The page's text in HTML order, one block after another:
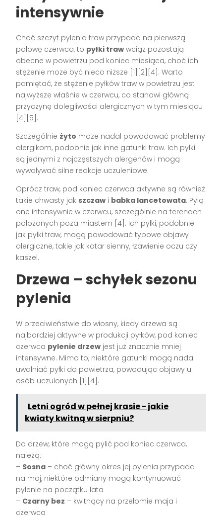
intensywnie
Choć szczyt pylenia traw przypada na pierwszą
połowę czerwca, to pyłki traw wciąż pozostają
obecne w powietrzu pod koniec miesiąca, choć ich
stężenie może być nieco niższe [1][2][4]. Warto
pamiętać, że stężenie pyłków traw w powietrzu jest
najwyższe właśnie w czerwcu, co stanowi główną
przyczynę dolegliwości alergicznych w tym miesiącu
[4][5].
Szczególnie żyto może nadal powodować problemy
alergikom, podobnie jak inne gatunki traw. Ich pyłki
są jednymi z najczęstszych alergenów i mogą
wywoływać silne reakcje uczuleniowe.
Oprócz traw, pod koniec czerwca aktywne są również
takie chwasty jak szczaw i babka lancetowata. Pylą
one intensywnie w czerwcu, szczególnie na terenach
położonych poza miastem [4]. Ich pyłki, podobnie
jak pyłki traw, mogą powodować typowe objawy
alergiczne, takie jak katar sienny, łzawienie oczu czy
kaszel.
Drzewa – schyłek sezonu
pylenia
W przeciwieństwie do wiosny, kiedy drzewa są
najbardziej aktywne w produkcji pyłków, pod koniec
czerwca pylenie drzew jest już znacznie mniej
intensywne. Mimo to, niektóre gatunki mogą nadal
uwalniać pyłki do powietrza, powodując objawy u
osób uczulonych [1][4].
Letni ogród w pełnej krasie - jakie
kwiaty kwitną w sierpniu?
Do drzew, które mogą pylić pod koniec czerwca,
należą:
– Sosna – choć główny okres jej pylenia przypada
na maj, niektóre odmiany mogą kontynuować
pylenie na początku lata
– Czarny bez – kwitnący na przełomie maja i
czerwca